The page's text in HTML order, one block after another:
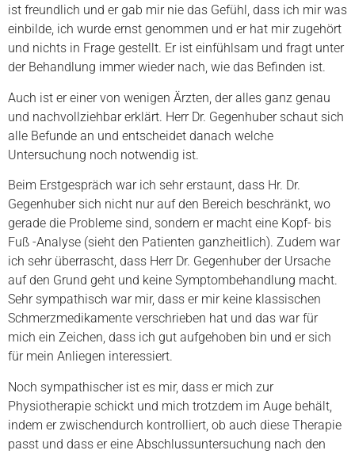
ist freundlich und er gab mir nie das Gefühl, dass ich mir was
einbilde, ich wurde ernst genommen und er hat mir zugehört
und nichts in Frage gestellt. Er ist einfühlsam und fragt unter
der Behandlung immer wieder nach, wie das Befinden ist.
Auch ist er einer von wenigen Ärzten, der alles ganz genau
und nachvollziehbar erklärt. Herr Dr. Gegenhuber schaut sich
alle Befunde an und entscheidet danach welche
Untersuchung noch notwendig ist.
Beim Erstgespräch war ich sehr erstaunt, dass Hr. Dr.
Gegenhuber sich nicht nur auf den Bereich beschränkt, wo
gerade die Probleme sind, sondern er macht eine Kopf- bis
Fuß -Analyse (sieht den Patienten ganzheitlich). Zudem war
ich sehr überrascht, dass Herr Dr. Gegenhuber der Ursache
auf den Grund geht und keine Symptombehandlung macht.
Sehr sympathisch war mir, dass er mir keine klassischen
Schmerzmedikamente verschrieben hat und das war für
mich ein Zeichen, dass ich gut aufgehoben bin und er sich
für mein Anliegen interessiert.
Noch sympathischer ist es mir, dass er mich zur
Physiotherapie schickt und mich trotzdem im Auge behält,
indem er zwischendurch kontrolliert, ob auch diese Therapie
passt und dass er eine Abschlussuntersuchung nach den